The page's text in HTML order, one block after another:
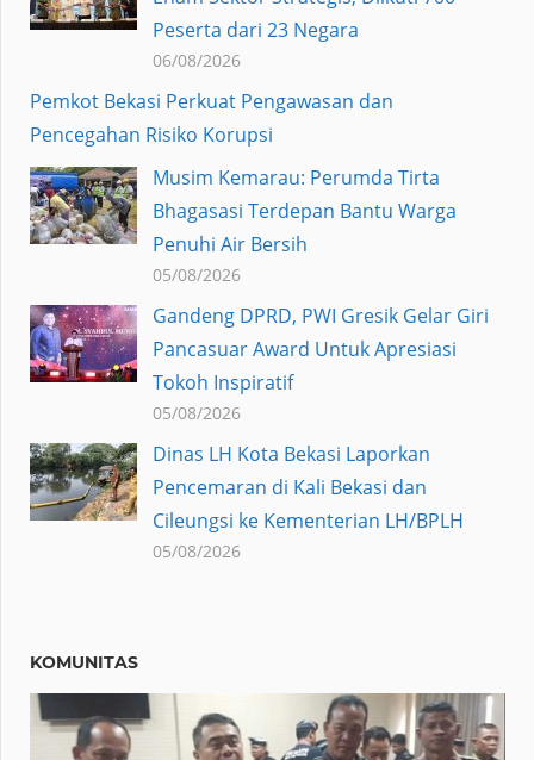
Peserta dari 23 Negara
06/08/2026
Pemkot Bekasi Perkuat Pengawasan dan
Pencegahan Risiko Korupsi
Musim Kemarau: Perumda Tirta
Bhagasasi Terdepan Bantu Warga
Penuhi Air Bersih
05/08/2026
Gandeng DPRD, PWI Gresik Gelar Giri
Pancasuar Award Untuk Apresiasi
Tokoh Inspiratif
05/08/2026
Dinas LH Kota Bekasi Laporkan
Pencemaran di Kali Bekasi dan
Cileungsi ke Kementerian LH/BPLH
05/08/2026
KOMUNITAS